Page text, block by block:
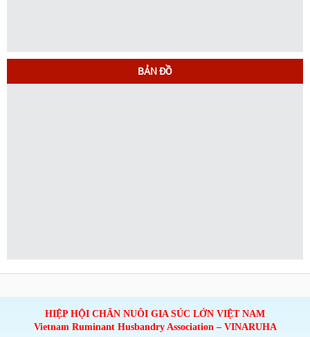
BẢN ĐỒ
HIỆP HỘI CHĂN NUÔI GIA SÚC LỚN VIỆT NAM
Vietnam Ruminant Husbandry Association – VINARUHA